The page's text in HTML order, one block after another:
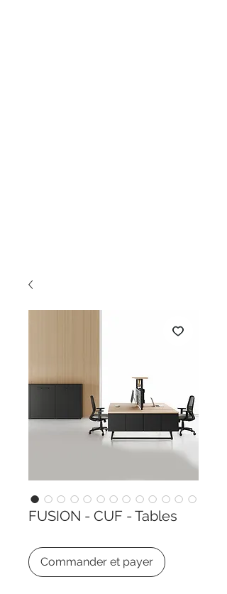
FUSION - CUF - Tables
Commander et payer